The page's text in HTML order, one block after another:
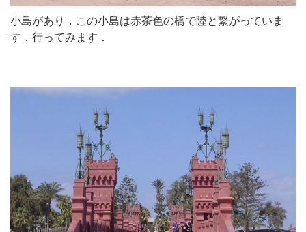
小島があり，この小島は赤茶色の橋で陸と繋がっていま
す．行ってみます．